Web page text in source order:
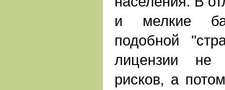
и мелкие
подобной
лицензии не
рисков, а